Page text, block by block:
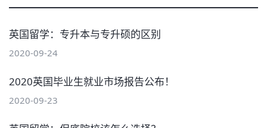
英国留学：专升本与专升硕的区别
2020-09-24
2020英国毕业生就业市场报告公布！
2020-09-23